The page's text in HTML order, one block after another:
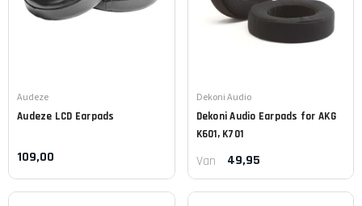
Leverancier:
Audeze
Audeze LCD Earpads
109,00
Leverancier:
Dekoni Audio
Dekoni Audio Earpads for AKG
K601, K701
Van 49,95